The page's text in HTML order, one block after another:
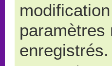
paramètres